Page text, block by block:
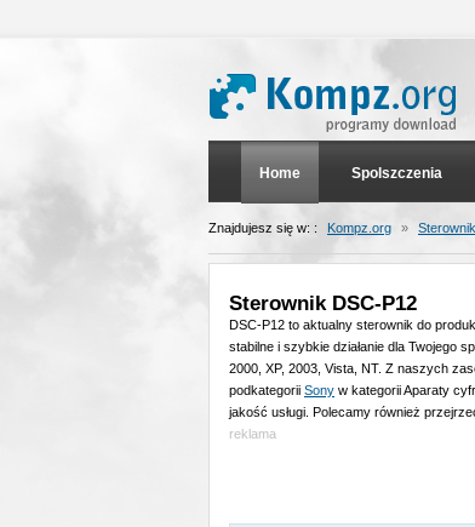
Home Spolszczenia
Znajdujesz się w: : Kompz.org »
Sterownik DSC-P12
DSC-P12 to aktualny sterownik do
stabilne i szybkie działanie dla Twojego
2000, XP, 2003, Vista, NT. Z naszych
podkategorii Sony w kategorii Aparaty
jakość usługi. Polecamy również
reklama